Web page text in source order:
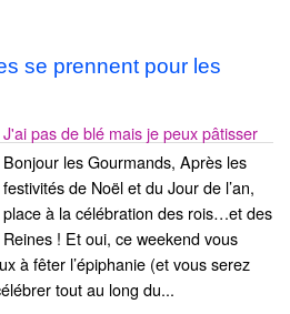
se prennent pour les
J'ai pas de blé mais je peux pâtisser
Bonjour les Gourmands, Après les
festivités de Noël et du Jour de l’an,
place à la célébration des rois…et des
Reines ! Et oui, ce weekend vous
à fêter l’épiphanie (et vous serez
tout au long du...